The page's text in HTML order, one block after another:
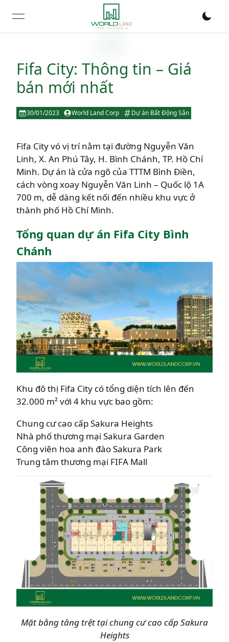
open navigation menu
Fifa City: Thông tin – Giá
bán mới nhất
30/01/2023 World Land Corp Dự án Bất Động Sản
Fifa City vó vị trí nằm tại đường Nguyễn Văn
Linh, X. An Phú Tây, H. Bình Chánh, TP. Hồ Chí
Minh. Dự án là cửa ngõ của TTTM Bình Điền,
cách vòng xoay Nguyễn Văn Linh – Quốc lộ 1A
700 m, dễ dàng kết nối đến nhiều khu vực ở
thành phố Hồ Chí Minh.
Tổng quan dự án Fifa City Bình
Chánh
Khu đô thị Fifa City có tổng diện tích lên đến
32.000 m² với 4 khu vực bao gồm:
Chung cư cao cấp Sakura Heights
Nhà phố thương mại Sakura Garden
Công viên hoa anh đào Sakura Park
Trung tâm thương mại FIFA Mall
Mặt bằng tâng trệt tạichung cư cao cấp Sakura
Heights